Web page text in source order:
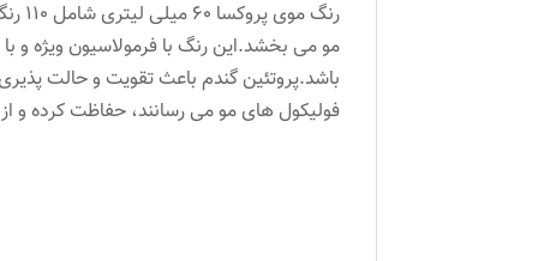
فولیکول های مو می رسانند، حفاظت کرده